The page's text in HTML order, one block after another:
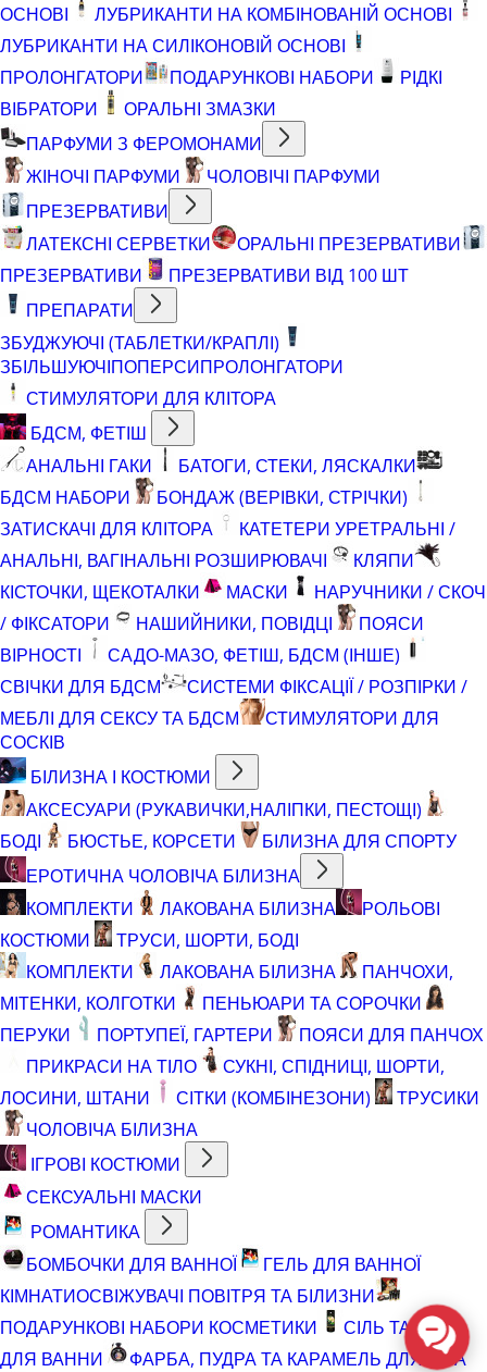
ОСНОВІ
ЛУБРИКАНТИ НА КОМБІНОВАНІЙ ОСНОВІ
ЛУБРИКАНТИ НА СИЛІКОНОВІЙ ОСНОВІ
ПРОЛОНГАТОРИ
ПОДАРУНКОВІ НАБОРИ
РІДКІ
ВІБРАТОРИ
ОРАЛЬНІ ЗМАЗКИ
ПАРФУМИ З ФЕРОМОНАМИ
ЖІНОЧІ ПАРФУМИ
ЧОЛОВІЧІ ПАРФУМИ
ПРЕЗЕРВАТИВИ
ЛАТЕКСНІ СЕРВЕТКИ
ОРАЛЬНІ ПРЕЗЕРВАТИВИ
ПРЕЗЕРВАТИВИ
ПРЕЗЕРВАТИВИ ВІД 100 ШТ
ПРЕПАРАТИ
ЗБУДЖУЮЧІ (ТАБЛЕТКИ/КРАПЛІ)
ЗБІЛЬШУЮЧІПОПЕРСИПРОЛОНГАТОРИ
СТИМУЛЯТОРИ ДЛЯ КЛІТОРА
БДСМ, ФЕТІШ
АНАЛЬНІ ГАКИ
БАТОГИ, СТЕКИ, ЛЯСКАЛКИ
БДСМ НАБОРИ
БОНДАЖ (ВЕРІВКИ, СТРІЧКИ)
ЗАТИСКАЧІ ДЛЯ КЛІТОРА
КАТЕТЕРИ УРЕТРАЛЬНІ /
АНАЛЬНІ, ВАГІНАЛЬНІ РОЗШИРЮВАЧІ
КЛЯПИ
КІСТОЧКИ, ЩЕКОТАЛКИ
МАСКИ
НАРУЧНИКИ / СКОЧ
/ ФІКСАТОРИ
НАШИЙНИКИ, ПОВІДЦІ
ПОЯСИ
ВІРНОСТІ
САДО-МАЗО, ФЕТІШ, БДСМ (ІНШЕ)
СВІЧКИ ДЛЯ БДСМ
СИСТЕМИ ФІКСАЦІЇ / РОЗПІРКИ /
МЕБЛІ ДЛЯ СЕКСУ ТА БДСМ
СТИМУЛЯТОРИ ДЛЯ
СОСКІВ
БІЛИЗНА І КОСТЮМИ
АКСЕСУАРИ (РУКАВИЧКИ,НАЛІПКИ, ПЕСТОЩІ)
БОДІ
БЮСТЬЕ, КОРСЕТИ
БІЛИЗНА ДЛЯ СПОРТУ
ЕРОТИЧНА ЧОЛОВІЧА БІЛИЗНА
КОМПЛЕКТИ
ЛАКОВАНА БІЛИЗНА
РОЛЬОВІ
КОСТЮМИ
ТРУСИ, ШОРТИ, БОДІ
КОМПЛЕКТИ
ЛАКОВАНА БІЛИЗНА
ПАНЧОХИ,
МІТЕНКИ, КОЛГОТКИ
ПЕНЬЮАРИ ТА СОРОЧКИ
ПЕРУКИ
ПОРТУПЕЇ, ГАРТЕРИ
ПОЯСИ ДЛЯ ПАНЧОХ
ПРИКРАСИ НА ТІЛО
СУКНІ, СПІДНИЦІ, ШОРТИ,
ЛОСИНИ, ШТАНИ
СІТКИ (КОМБІНЕЗОНИ)
ТРУСИКИ
ЧОЛОВІЧА БІЛИЗНА
ІГРОВІ КОСТЮМИ
СЕКСУАЛЬНІ МАСКИ
РОМАНТИКА
БОМБОЧКИ ДЛЯ ВАННОЇ
ГЕЛЬ ДЛЯ ВАННОЇ
КІМНАТИОСВІЖУВАЧІ ПОВІТРЯ ТА БІЛИЗНИ
ПОДАРУНКОВІ НАБОРИ КОСМЕТИКИ
СІЛЬ ТА ПІНА
ДЛЯ ВАННИ
ФАРБА, ПУДРА ТА КАРАМЕЛЬ ДЛЯ ТІЛА